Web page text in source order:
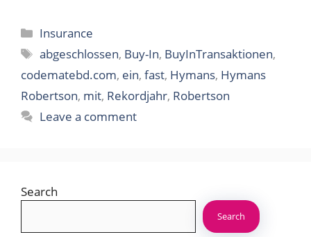
Categories
Insurance
Tags
abgeschlossen, Buy-In, BuyInTransaktionen,
codematebd.com, ein, fast, Hymans, Hymans
Robertson, mit, Rekordjahr, Robertson
Leave a comment
Search
Search